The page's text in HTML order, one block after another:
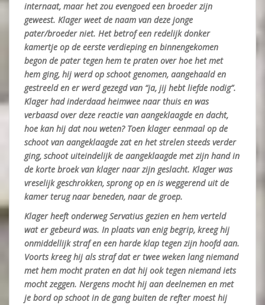
internaat, maar het zou evengoed een broeder zijn
geweest. Klager weet de naam van deze jonge
pater/broeder niet. Het betrof een redelijk donker
kamertje op de eerste verdieping en binnengekomen
begon de pater tegen hem te praten over hoe het met
hem ging, hij werd op schoot genomen, aangehaald en
gestreeld en er werd gezegd van “ja, jij hebt liefde nodig”.
Klager had inderdaad heimwee naar thuis en was
verbaasd over deze reactie van aangeklaagde en dacht,
hoe kan hij dat nou weten? Toen klager eenmaal op de
schoot van aangeklaagde zat en het strelen steeds verder
ging, schoot uiteindelijk de aangeklaagde met zijn hand in
de korte broek van klager naar zijn geslacht. Klager was
vreselijk geschrokken, sprong op en is weggerend uit de
kamer terug naar beneden, naar de groep.
Klager heeft onderweg Servatius gezien en hem verteld
wat er gebeurd was. In plaats van enig begrip, kreeg hij
onmiddellijk straf en een harde klap tegen zijn hoofd aan.
Voorts kreeg hij als straf dat er twee weken lang niemand
met hem mocht praten en dat hij ook tegen niemand iets
mocht zeggen. Nergens mocht hij aan deelnemen en met
je bord op schoot in de gang buiten de refter moest hij